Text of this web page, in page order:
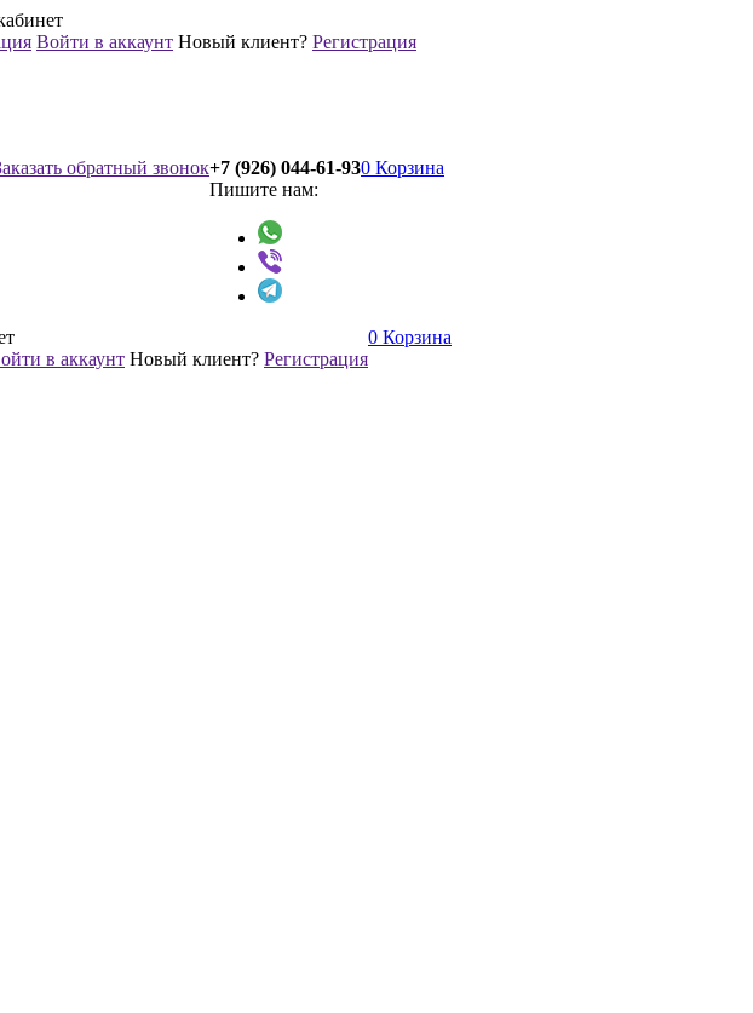
Войти в аккаунт Новый клиент? Регистрация
обратный звонок+7 (926) 044-61-93
Пишите нам:
0 Корзина
в аккаунт Новый клиент? Регистрация
0 Корзина